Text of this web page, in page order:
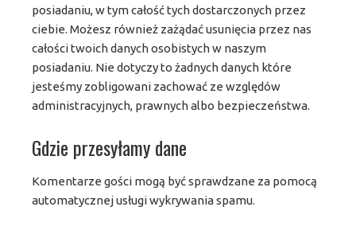
posiadaniu, w tym całość tych dostarczonych przez
ciebie. Możesz również zażądać usunięcia przez nas
całości twoich danych osobistych w naszym
posiadaniu. Nie dotyczy to żadnych danych które
jesteśmy zobligowani zachować ze względów
administracyjnych, prawnych albo bezpieczeństwa.
Gdzie przesyłamy dane
Komentarze gości mogą być sprawdzane za pomocą
automatycznej usługi wykrywania spamu.